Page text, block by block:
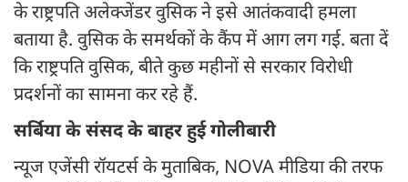
के राष्ट्रपति अलेक्जेंडर वुसिक ने इसे आतंकवादी हमला
बताया है. वुसिक के समर्थकों के कैंप में आग लग गई. बता दें
कि राष्ट्रपति वुसिक, बीते कुछ महीनों से सरकार विरोधी
प्रदर्शनों का सामना कर रहे हैं.
सर्बिया के संसद के बाहर हुई गोलीबारी
न्यूज एजेंसी रॉयटर्स के मुताबिक, NOVA मीडिया की तरफ